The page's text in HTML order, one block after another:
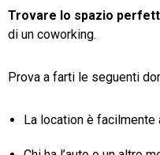
Trovare lo spazio
di un coworking.
Prova a farti le seguenti
La location è